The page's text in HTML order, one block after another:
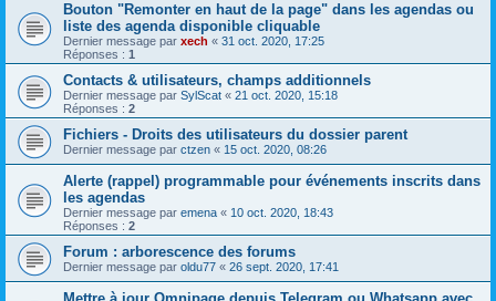
Bouton "Remonter en haut de la page" dans les agendas ou
liste des agenda disponible cliquable
Dernier message par xech « 31 oct. 2020, 17:25
Réponses : 1
Contacts & utilisateurs, champs additionnels
Dernier message par SylScat « 21 oct. 2020, 15:18
Réponses : 2
Fichiers - Droits des utilisateurs du dossier parent
Dernier message par ctzen « 15 oct. 2020, 08:26
Alerte (rappel) programmable pour événements inscrits dans
les agendas
Dernier message par emena « 10 oct. 2020, 18:43
Réponses : 2
Forum : arborescence des forums
Dernier message par oldu77 « 26 sept. 2020, 17:41